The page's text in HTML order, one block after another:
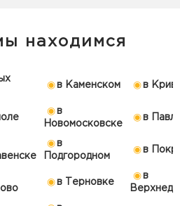
находимся
в Каменском в
в
Новомосковске
в
в
Подгородном
в
в Терновке
в